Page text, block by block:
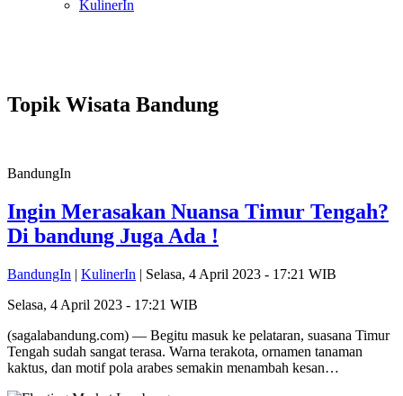
KulinerIn
Topik Wisata Bandung
BandungIn
Ingin Merasakan Nuansa Timur Tengah?
Di bandung Juga Ada !
BandungIn | KulinerIn | Selasa, 4 April 2023 - 17:21 WIB
Selasa, 4 April 2023 - 17:21 WIB
(sagalabandung.com) — Begitu masuk ke pelataran, suasana Timur
Tengah sudah sangat terasa. Warna terakota, ornamen tanaman
kaktus, dan motif pola arabes semakin menambah kesan…